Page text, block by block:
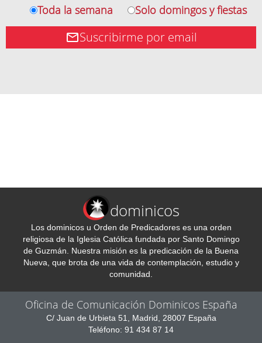
Toda la semana
Solo domingos y fiestas
Suscribirme por email
dominicos
Los dominicos u Orden de Predicadores es una orden
religiosa de la Iglesia Católica fundada por Santo Domingo
de Guzmán. Nuestra misión es la predicación de la Buena
Nueva, que brota de una vida de contemplación, estudio y
comunidad.
Oficina de Comunicación Dominicos España
C/ Juan de Urbieta 51, Madrid, 28007 España
Teléfono: 91 434 87 14